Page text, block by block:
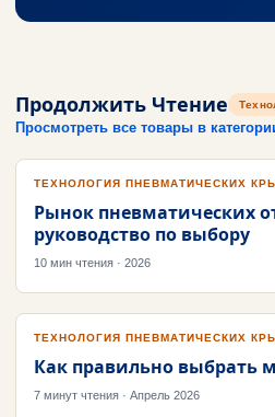
Продолжить Чтение
Просмотреть все товары в
ТЕХНОЛОГИЯ ПНЕВМАТИЧЕСКИХ
Рынок пневматических
руководство по выбору
10 мин чтения · 2026
ТЕХНОЛОГИЯ ПНЕВМАТИЧЕСКИХ
Как правильно выбрать
7 минут чтения · Апрель 2026